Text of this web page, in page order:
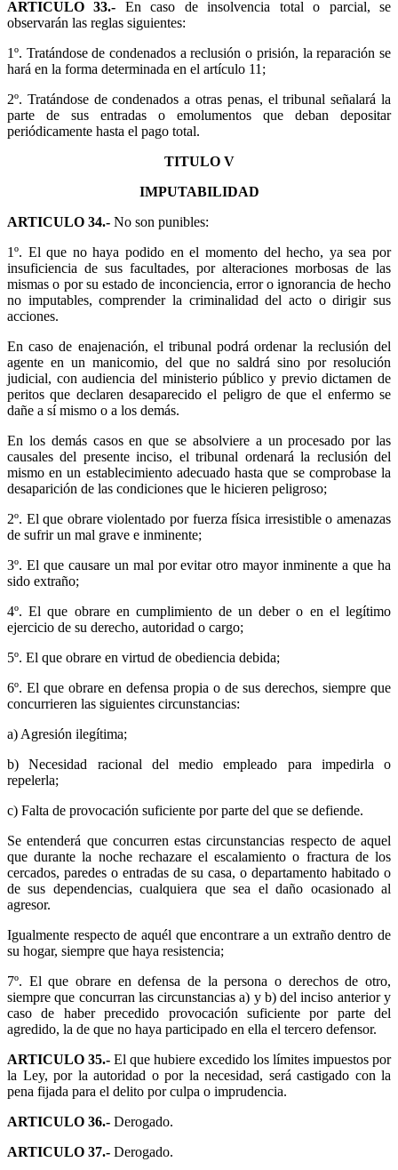
ARTICULO 33.- En caso de insolvencia total o parcial, se
observarán las reglas siguientes:
1º. Tratándose de condenados a reclusión o prisión, la reparación se
hará en la forma determinada en el artículo 11;
2º. Tratándose de condenados a otras penas, el tribunal señalará la
parte de sus entradas o emolumentos que deban depositar
periódicamente hasta el pago total.
TITULO V
IMPUTABILIDAD
ARTICULO 34.- No son punibles:
1º. El que no haya podido en el momento del hecho, ya sea por
insuficiencia de sus facultades, por alteraciones morbosas de las
mismas o por su estado de inconciencia, error o ignorancia de hecho
no imputables, comprender la criminalidad del acto o dirigir sus
acciones.
En caso de enajenación, el tribunal podrá ordenar la reclusión del
agente en un manicomio, del que no saldrá sino por resolución
judicial, con audiencia del ministerio público y previo dictamen de
peritos que declaren desaparecido el peligro de que el enfermo se
dañe a sí mismo o a los demás.
En los demás casos en que se absolviere a un procesado por las
causales del presente inciso, el tribunal ordenará la reclusión del
mismo en un establecimiento adecuado hasta que se comprobase la
desaparición de las condiciones que le hicieren peligroso;
2º. El que obrare violentado por fuerza física irresistible o amenazas
de sufrir un mal grave e inminente;
3º. El que causare un mal por evitar otro mayor inminente a que ha
sido extraño;
4º. El que obrare en cumplimiento de un deber o en el legítimo
ejercicio de su derecho, autoridad o cargo;
5º. El que obrare en virtud de obediencia debida;
6º. El que obrare en defensa propia o de sus derechos, siempre que
concurrieren las siguientes circunstancias:
a) Agresión ilegítima;
b) Necesidad racional del medio empleado para impedirla o
repelerla;
c) Falta de provocación suficiente por parte del que se defiende.
Se entenderá que concurren estas circunstancias respecto de aquel
que durante la noche rechazare el escalamiento o fractura de los
cercados, paredes o entradas de su casa, o departamento habitado o
de sus dependencias, cualquiera que sea el daño ocasionado al
agresor.
Igualmente respecto de aquél que encontrare a un extraño dentro de
su hogar, siempre que haya resistencia;
7º. El que obrare en defensa de la persona o derechos de otro,
siempre que concurran las circunstancias a) y b) del inciso anterior y
caso de haber precedido provocación suficiente por parte del
agredido, la de que no haya participado en ella el tercero defensor.
ARTICULO 35.- El que hubiere excedido los límites impuestos por
la Ley, por la autoridad o por la necesidad, será castigado con la
pena fijada para el delito por culpa o imprudencia.
ARTICULO 36.- Derogado.
ARTICULO 37.- Derogado.